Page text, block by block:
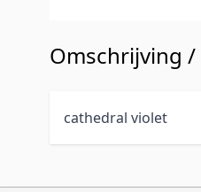
Omschrijving /
cathedral violet